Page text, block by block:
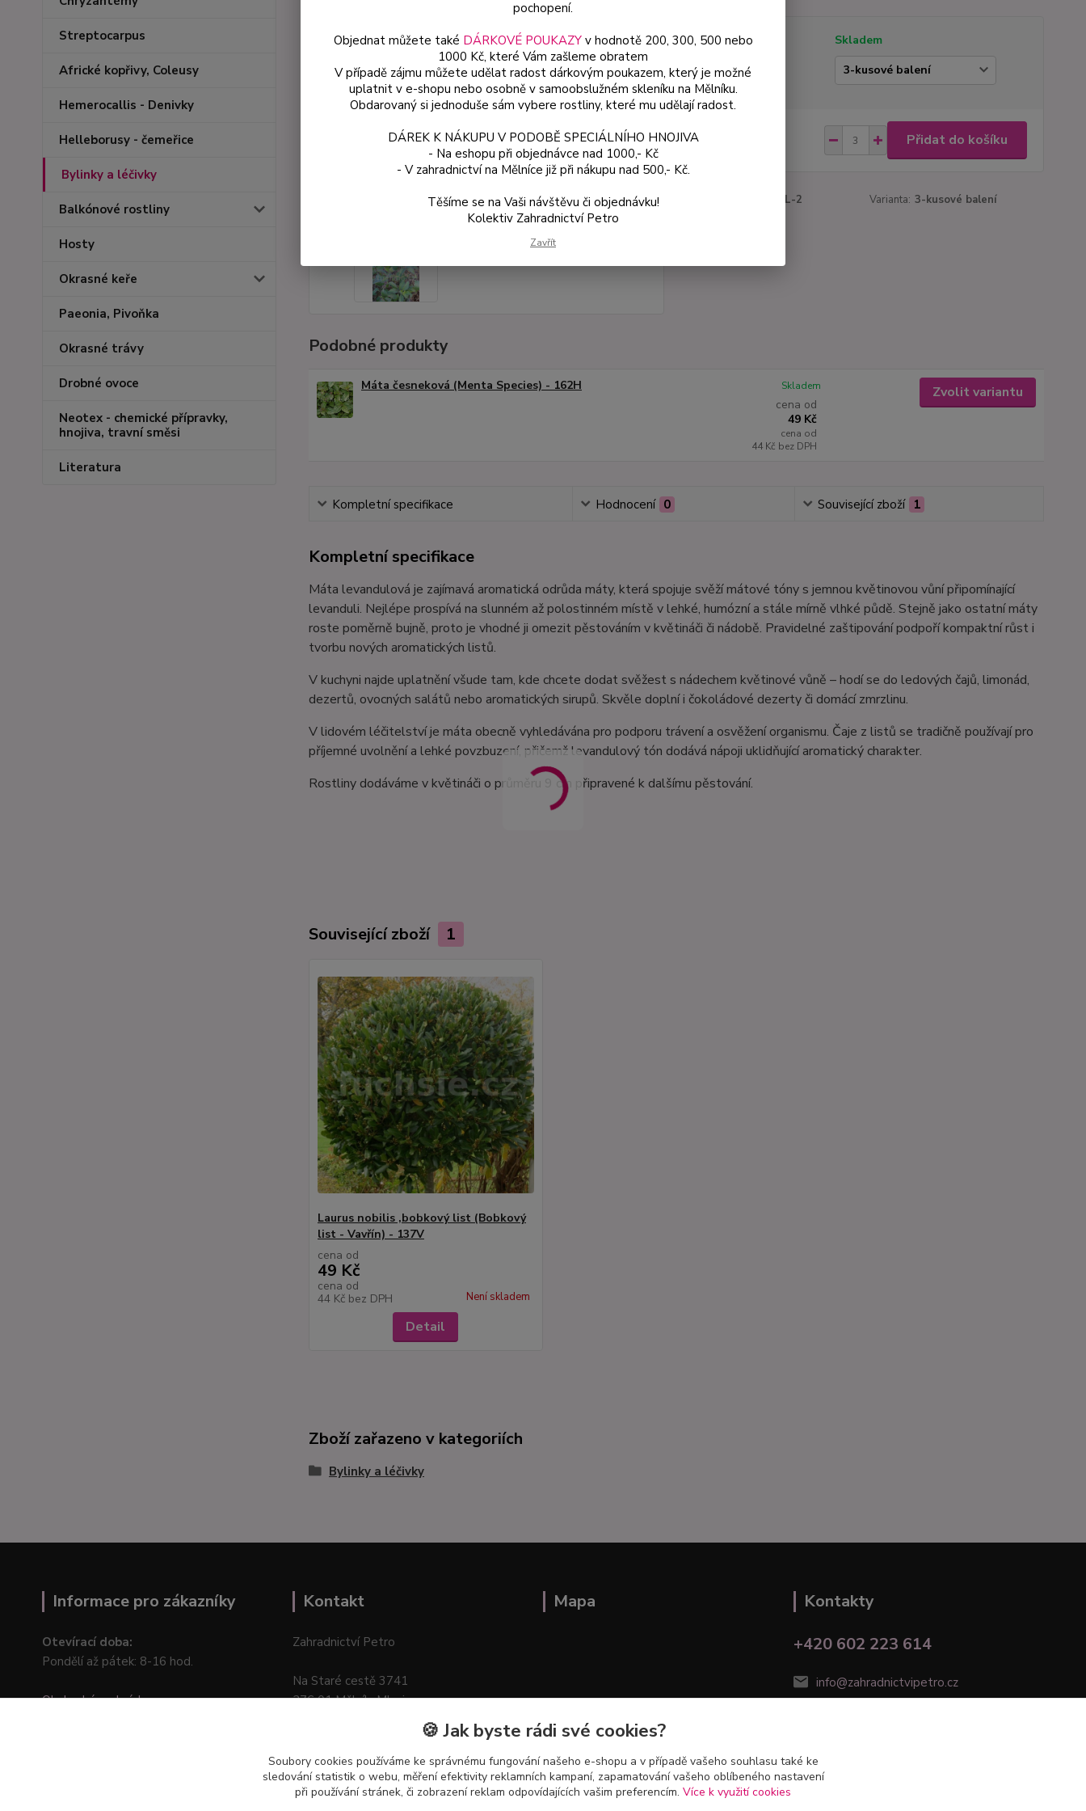
Streptocarpus
Africké kopřivy, Coleusy
Hemerocallis - Denivky
Helleborusy - čemeřice
Bylinky a léčivky
Balkónové rostliny
Hosty
Okrasné keře
Paeonia, Pivoňka
Okrasné trávy
Drobné ovoce
Neotex - chemické přípravky,
hnojiva, travní směsi
Literatura
Dostupnost
Skladem
Varianta
Přidat do košíku
162L-2 Varianta: 3-kusové balení
Podobné produkty
Máta česneková (Menta Species) - 162H
cena od
49 Kč
cena od
44 Kč bez DPH
Skladem Zvolit variantu
Kompletní specifikace Hodnocení 0 Související zboží 1
Kompletní specifikace
Máta levandulová je zajímavá aromatická odrůda máty, která spojuje svěží mátové tóny s jemnou květinovou vůní připomínající
levanduli. Nejlépe prospívá na slunném až polostinném místě v lehké, humózní a stále mírně vlhké půdě. Stejně jako ostatní máty
roste poměrně bujně, proto je vhodné ji omezit pěstováním v květináči či nádobě. Pravidelné zaštipování podpoří kompaktní růst i
tvorbu nových aromatických listů.
V kuchyni najde uplatnění všude tam, kde chcete dodat svěžest s nádechem květinové vůně – hodí se do ledových čajů, limonád,
dezertů, ovocných salátů nebo aromatických sirupů. Skvěle doplní i čokoládové dezerty či domácí zmrzlinu.
V lidovém léčitelství je máta obecně vyhledávána pro podporu trávení a osvěžení organismu. Čaje z listů se tradičně používají pro
příjemné uvolnění a lehké povzbuzení, přičemž levandulový tón dodává nápoji uklidňující aromatický charakter.
Rostliny dodáváme v květináči o průměru 9 cm připravené k dalšímu pěstování.
Související zboží 1
Laurus nobilis ,bobkový list (Bobkový
list - Vavřín) - 137V
cena od
49 Kč
cena od
44 Kč bez DPH Není skladem
Detail
Zboží zařazeno v kategoriích
Bylinky a léčivky
Informace pro zákazníky
Otevírací doba:
Pondělí až pátek: 8-16 hod.
Obchodní podmínky
Kontakt
Zahradnictví Petro
Na Staré cestě 3741
276 01 Mělník–Mlazice
Mapa
Kontakty
+420 602 223 614
info@zahradnictvipetro.cz
pochopení.
Objednat můžete také DÁRKOVÉ POUKAZYv hodnotě 200, 300, 500 nebo
1000 Kč, které Vám zašleme obratem
V případě zájmu můžete udělat radost dárkovým poukazem, který je možné
uplatnit v e-shopu nebo osobně v samoobslužném skleníku na Mělníku.
Obdarovaný si jednoduše sám vybere rostliny, které mu udělají radost.
DÁREK K NÁKUPU V PODOBĚ SPECIÁLNÍHO HNOJIVA
- Na eshopu při objednávce nad 1000,- Kč
- V zahradnictví na Mělníce již při nákupu nad 500,- Kč.
Těšíme se na Vaši návštěvu či objednávku!
Kolektiv Zahradnictví Petro
Zavřít
🍪 Jak byste rádi své cookies?
Soubory cookies používáme ke správnému fungování našeho e-shopu a v případě vašeho souhlasu také ke
sledování statistik o webu, měření efektivity reklamních kampaní, zapamatování vašeho oblíbeného nastavení
při používání stránek, či zobrazení reklam odpovídajících vašim preferencím. Více k využití cookies